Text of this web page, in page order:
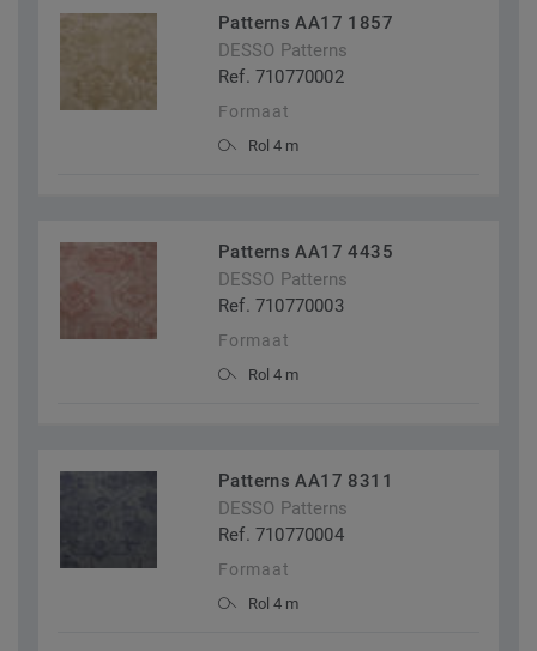
Patterns AA17 1857
DESSO Patterns
Ref. 710770002
Formaat
Rol 4 m
Patterns AA17 4435
DESSO Patterns
Ref. 710770003
Formaat
Rol 4 m
Patterns AA17 8311
DESSO Patterns
Ref. 710770004
Formaat
Rol 4 m